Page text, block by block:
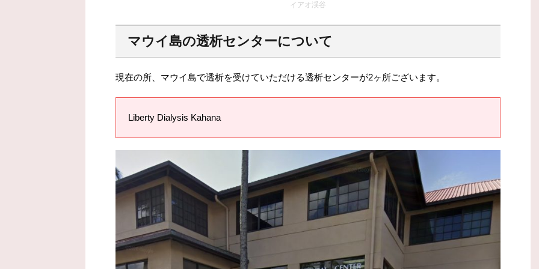
イアオ渓谷
マウイ島の透析センターについて
現在の所、マウイ島で透析を受けていただける透析センターが2ヶ所ございます。
Liberty Dialysis Kahana